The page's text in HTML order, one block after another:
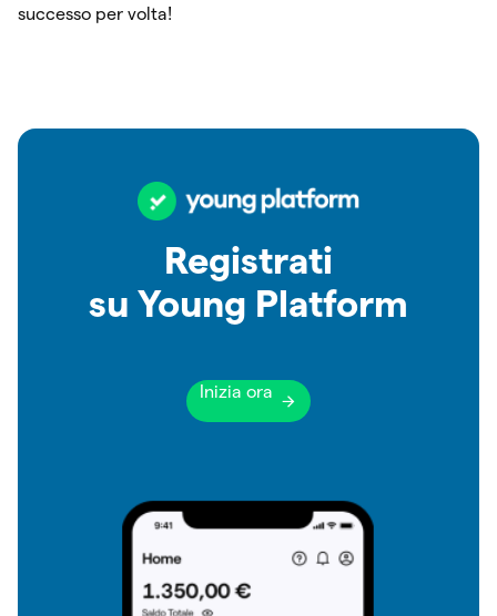
successo per volta!
Registrati
su Young Platform
Inizia ora